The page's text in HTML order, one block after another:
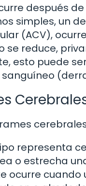
después
simples, un
(ACV),
se reduce,
esto puede
representa
o estrecha
ocurre